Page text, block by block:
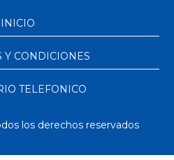
INICIO
Y CONDICIONES
TELEFONICO
los derechos reservados